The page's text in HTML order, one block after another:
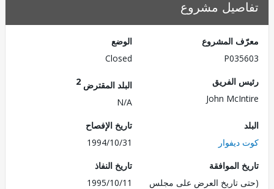
مشروع
المشروع
الفريق
John
البلد المقترض
تاريخ الإفصاح
1994/10/31
الموافقة
تاريخ العرض على مجلس
تاريخ النفاذ
1995/10/11